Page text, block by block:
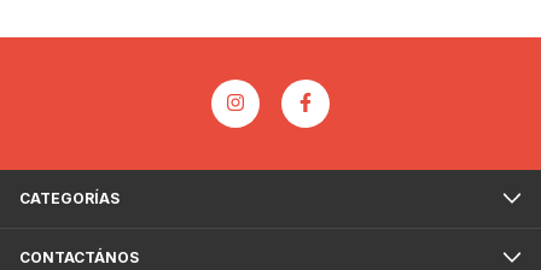
CATEGORÍAS
CONTACTÁNOS